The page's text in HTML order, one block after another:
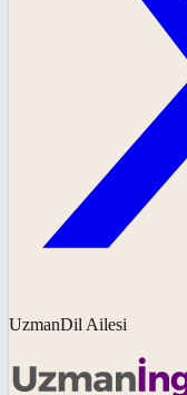
UzmanDil Ailesi